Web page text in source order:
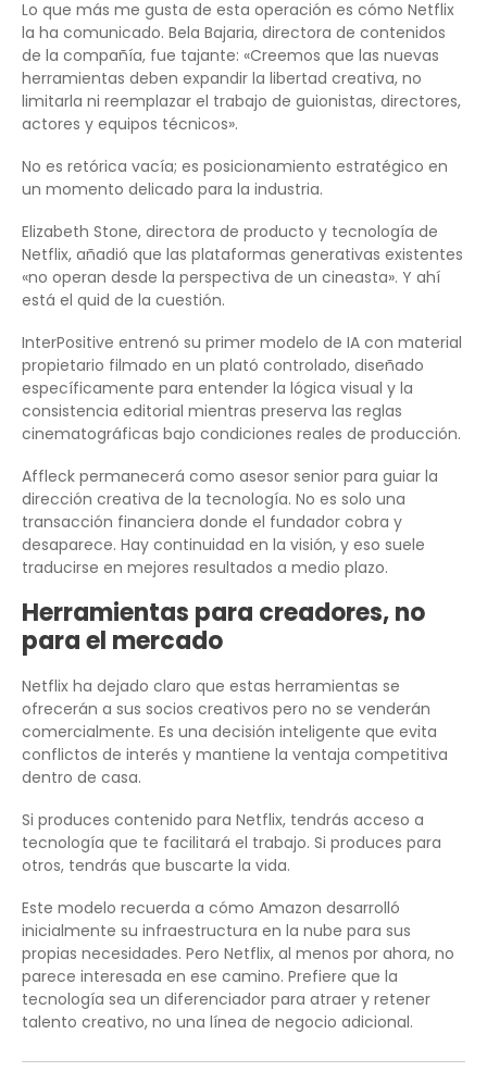
Lo que más me gusta de esta operación es cómo Netflix
la ha comunicado. Bela Bajaria, directora de contenidos
de la compañía, fue tajante: «Creemos que las nuevas
herramientas deben expandir la libertad creativa, no
limitarla ni reemplazar el trabajo de guionistas, directores,
actores y equipos técnicos».
No es retórica vacía; es posicionamiento estratégico en
un momento delicado para la industria.
Elizabeth Stone, directora de producto y tecnología de
Netflix, añadió que las plataformas generativas existentes
«no operan desde la perspectiva de un cineasta». Y ahí
está el quid de la cuestión.
InterPositive entrenó su primer modelo de IA con material
propietario filmado en un plató controlado, diseñado
específicamente para entender la lógica visual y la
consistencia editorial mientras preserva las reglas
cinematográficas bajo condiciones reales de producción.
Affleck permanecerá como asesor senior para guiar la
dirección creativa de la tecnología. No es solo una
transacción financiera donde el fundador cobra y
desaparece. Hay continuidad en la visión, y eso suele
traducirse en mejores resultados a medio plazo.
Herramientas para creadores, no
para el mercado
Netflix ha dejado claro que estas herramientas se
ofrecerán a sus socios creativos pero no se venderán
comercialmente. Es una decisión inteligente que evita
conflictos de interés y mantiene la ventaja competitiva
dentro de casa.
Si produces contenido para Netflix, tendrás acceso a
tecnología que te facilitará el trabajo. Si produces para
otros, tendrás que buscarte la vida.
Este modelo recuerda a cómo Amazon desarrolló
inicialmente su infraestructura en la nube para sus
propias necesidades. Pero Netflix, al menos por ahora, no
parece interesada en ese camino. Prefiere que la
tecnología sea un diferenciador para atraer y retener
talento creativo, no una línea de negocio adicional.